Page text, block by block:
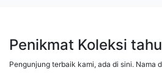
Penikmat Koleksi
Pengunjung terbaik kami, ada di sini. Nama